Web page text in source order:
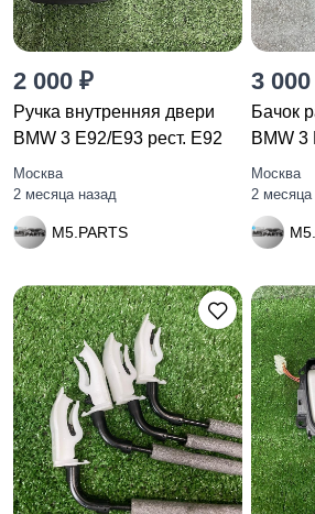
2 000 ₽
Ручка внутренняя двери
BMW 3 E92/E93 рест. E92
Москва
2 месяца назад
M5.PARTS
3
Бачок
BMW 3
2010
Москва
2 месяца